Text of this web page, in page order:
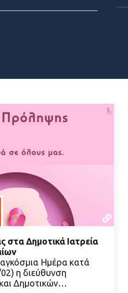
ΠΕΡΙΣΣΟΤΕΡΑ
στα Δημοτικά Ιατρεία
Ημέρα κατά
η διεύθυνση
Δημοτικών…